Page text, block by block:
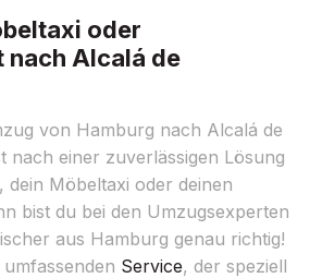
oder
nach Alcalá de
von Hamburg nach Alcalá de
nach einer zuverlässigen Lösung
, dein Möbeltaxi oder deinen
bist du bei den Umzugsexperten
aus Hamburg genau richtig!
Service, der speziell